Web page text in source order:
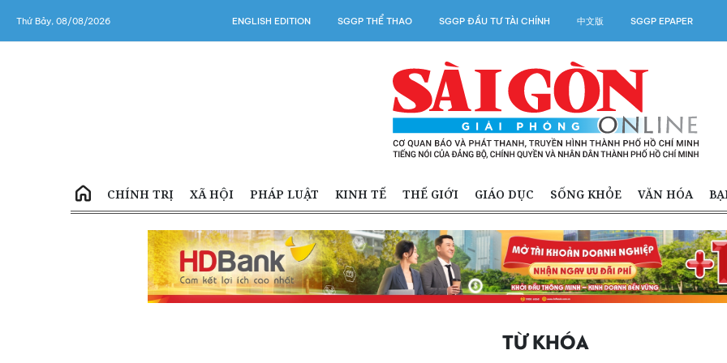
Thứ Bảy, 08/08/2026 ENGLISH EDITION SGGP THỂ THAO SGGP ĐẦU TƯ TÀI CHÍNH 中文版 SGGP EPAPER
CHÍNH TRỊ XÃ HỘI PHÁP LUẬT KINH TẾ THẾ GIỚI GIÁO DỤC SỐNG KHỎE VĂN HÓA
TỪ KHÓA